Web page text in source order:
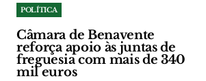
POLÍTICA
Câmara de Benavente
reforça apoio às juntas de
freguesia com mais de 340
mil euros